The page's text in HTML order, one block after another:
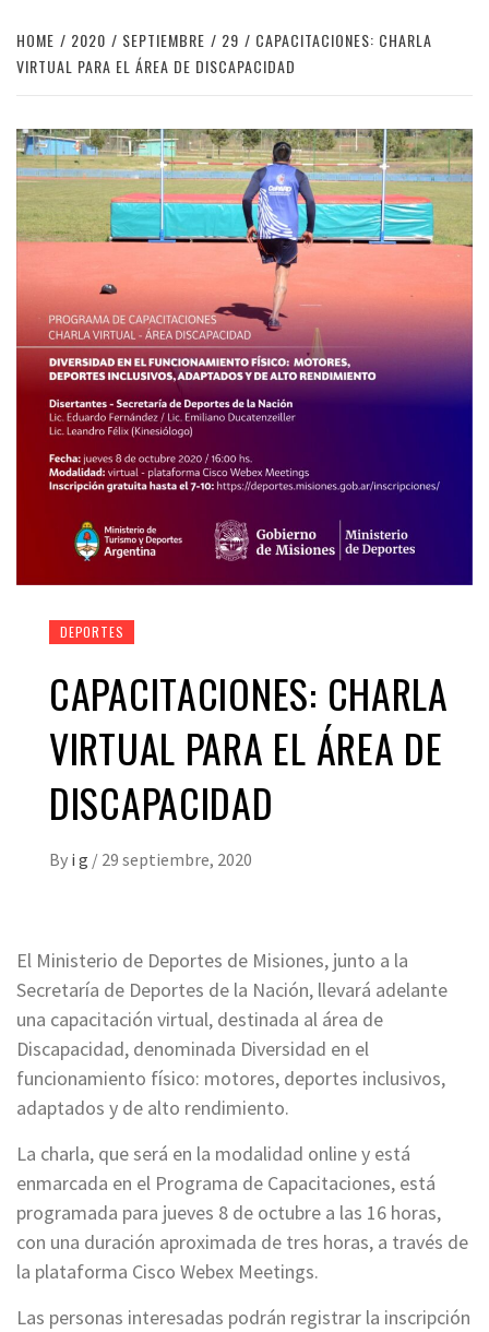
HOME 2020 SEPTIEMBRE 29
CAPACITACIONES: CHARLA
VIRTUAL PARA EL ÁREA DE DISCAPACIDAD
DEPORTES
CAPACITACIONES: CHARLA
VIRTUAL PARA EL ÁREA DE
DISCAPACIDAD
By i g / 29 septiembre, 2020
El Ministerio de Deportes de Misiones, junto a la
Secretaría de Deportes de la Nación, llevará adelante
una capacitación virtual, destinada al área de
Discapacidad, denominada Diversidad en el
funcionamiento físico: motores, deportes inclusivos,
adaptados y de alto rendimiento.
La charla, que será en la modalidad online y está
enmarcada en el Programa de Capacitaciones, está
programada para jueves 8 de octubre a las 16 horas,
con una duración aproximada de tres horas, a través de
la plataforma Cisco Webex Meetings.
Las personas interesadas podrán registrar la inscripción